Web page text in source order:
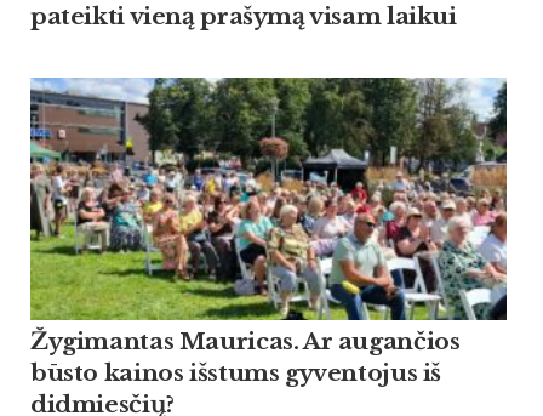
pateikti vieną prašymą visam laikui
Žygimantas Mauricas. Ar augančios
būsto kainos išstums gyventojus iš
didmiesčių?